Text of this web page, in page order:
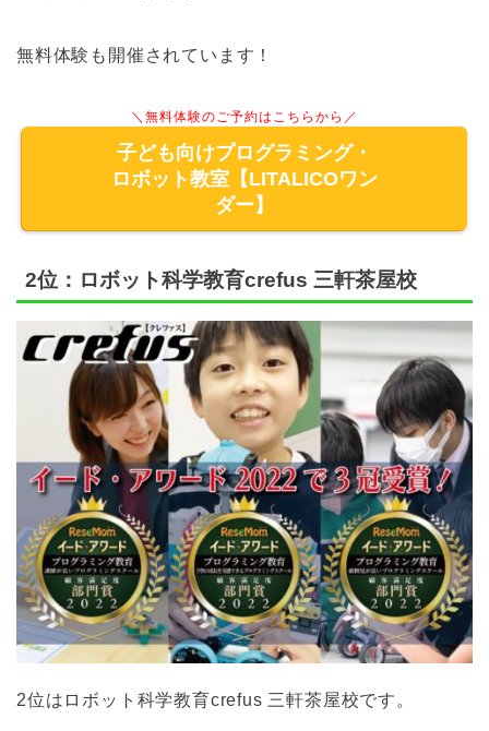
無料体験も開催されています！
＼無料体験のご予約はこちらから／
子ども向けプログラミング・
ロボット教室【LITALICOワン
ダー】
2位：ロボット科学教育crefus 三軒茶屋校
2位はロボット科学教育crefus 三軒茶屋校です。